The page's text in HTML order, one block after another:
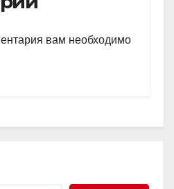
и
вам необходимо